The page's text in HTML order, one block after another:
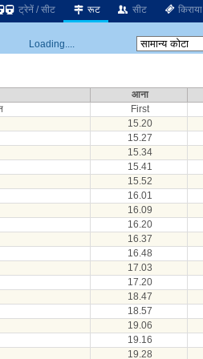
ट्रेनें / सीट रूट सीट किराया
Loading....
आना
First
15.20
15.27
15.34
15.41
15.52
16.01
16.09
16.20
16.37
16.48
17.03
17.20
18.47
18.57
19.06
19.16
19.28